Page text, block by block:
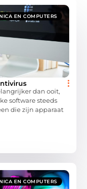
EN COMPUTERS
dan ooit,
software steeds
die zijn apparaat
EN COMPUTERS